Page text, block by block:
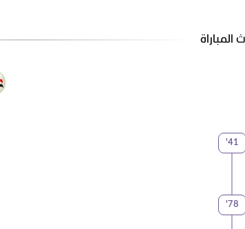
المباراة
41
'
78
'